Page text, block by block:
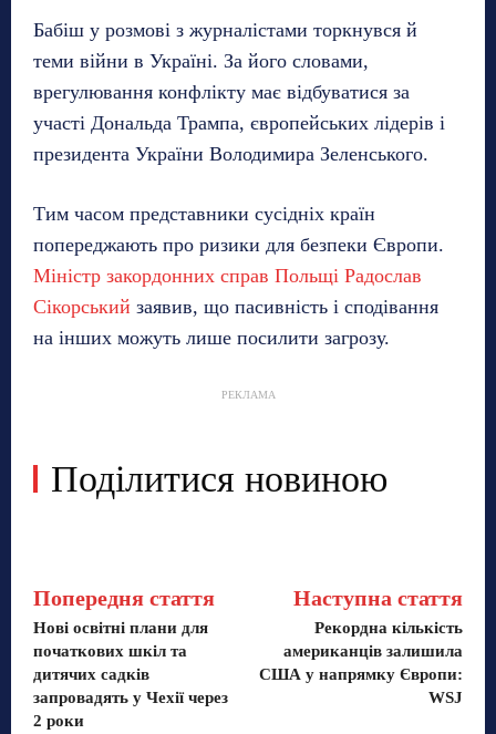
Бабіш у розмові з журналістами торкнувся й
теми війни в Україні. За його словами,
врегулювання конфлікту має відбуватися за
участі Дональда Трампа, європейських лідерів і
президента України Володимира Зеленського.
Тим часом представники сусідніх країн
попереджають про ризики для безпеки Європи.
Міністр закордонних справ Польщі Радослав
Сікорський заявив, що пасивність і сподівання
на інших можуть лише посилити загрозу.
РЕКЛАМА
Поділитися новиною
Попередня стаття
Нові освітні плани для
початкових шкіл та
дитячих садків
запровадять у Чехії через
2 роки
Наступна стаття
Рекордна кількість
американців залишила
США у напрямку Європи:
WSJ